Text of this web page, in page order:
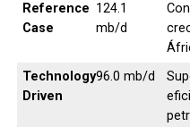
Reference
Case
124.1
mb/d
Technology
Driven
96.0 mb/d